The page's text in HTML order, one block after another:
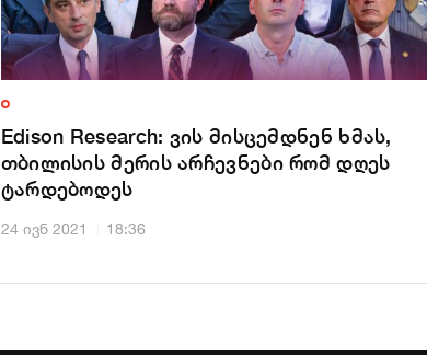
Edison Research: ვის მისცემდნენ ხმას,
თბილისის მერის არჩევნები რომ დღეს
ტარდებოდეს
24 ივნ 2021 18:36